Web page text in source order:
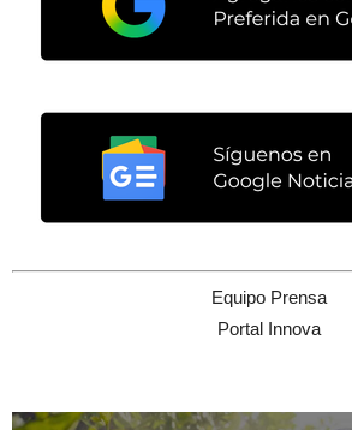
Equipo Prensa
Portal Innova